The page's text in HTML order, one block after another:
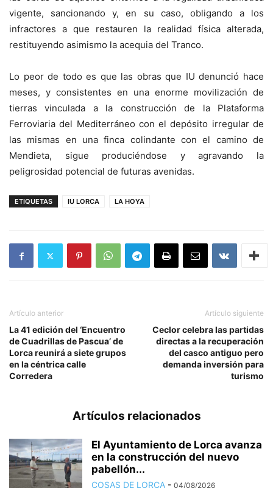
vigente, sancionando y, en su caso, obligando a los
infractores a que restauren la realidad física alterada,
restituyendo asimismo la acequia del Tranco.
Lo peor de todo es que las obras que IU denunció hace
meses, y consistentes en una enorme movilización de
tierras vinculada a la construcción de la Plataforma
Ferroviaria del Mediterráneo con el depósito irregular de
las mismas en una finca colindante con el camino de
Mendieta, sigue produciéndose y agravando la
peligrosidad potencial de futuras avenidas.
ETIQUETAS IU LORCA LA HOYA
Artículo anterior
La 41 edición del ‘Encuentro
de Cuadrillas de Pascua’ de
Lorca reunirá a siete grupos
en la céntrica calle
Corredera
Artículo siguiente
Ceclor celebra las partidas
directas a la recuperación
del casco antiguo pero
demanda inversión para
turismo
Artículos relacionados
El Ayuntamiento de Lorca avanza
en la construcción del nuevo
pabellón...
COSAS DE LORCA - 04/08/2026